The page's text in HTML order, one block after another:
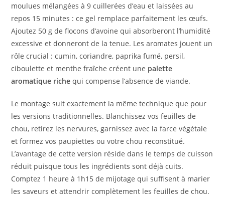
moulues mélangées à 9 cuillerées d’eau et laissées au
repos 15 minutes : ce gel remplace parfaitement les œufs.
Ajoutez 50 g de flocons d’avoine qui absorberont l’humidité
excessive et donneront de la tenue. Les aromates jouent un
rôle crucial : cumin, coriandre, paprika fumé, persil,
ciboulette et menthe fraîche créent une palette
aromatique riche qui compense l’absence de viande.
Le montage suit exactement la même technique que pour
les versions traditionnelles. Blanchissez vos feuilles de
chou, retirez les nervures, garnissez avec la farce végétale
et formez vos paupiettes ou votre chou reconstitué.
L’avantage de cette version réside dans le temps de cuisson
réduit puisque tous les ingrédients sont déjà cuits.
Comptez 1 heure à 1h15 de mijotage qui suffisent à marier
les saveurs et attendrir complètement les feuilles de chou.